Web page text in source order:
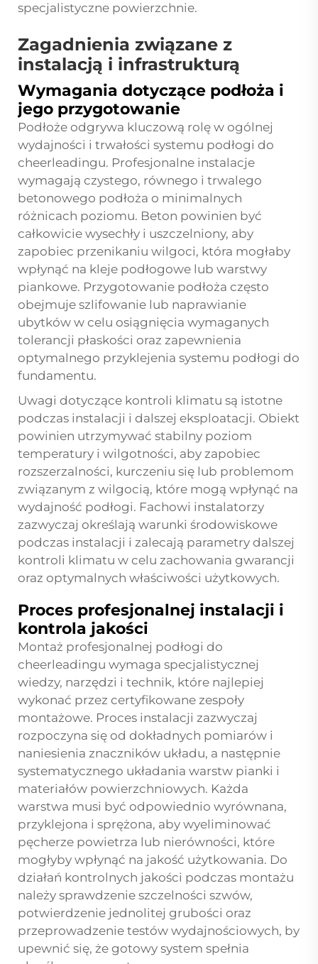
specjalistyczne powierzchnie.
Zagadnienia związane z
instalacją i infrastrukturą
Wymagania dotyczące podłoża i
jego przygotowanie
Podłoże odgrywa kluczową rolę w ogólnej
wydajności i trwałości systemu podłogi do
cheerleadingu. Profesjonalne instalacje
wymagają czystego, równego i trwalego
betonowego podłoża o minimalnych
różnicach poziomu. Beton powinien być
całkowicie wysechły i uszczelniony, aby
zapobiec przenikaniu wilgoci, która mogłaby
wpłynąć na kleje podłogowe lub warstwy
piankowe. Przygotowanie podłoża często
obejmuje szlifowanie lub naprawianie
ubytków w celu osiągnięcia wymaganych
tolerancji płaskości oraz zapewnienia
optymalnego przyklejenia systemu podłogi do
fundamentu.
Uwagi dotyczące kontroli klimatu są istotne
podczas instalacji i dalszej eksploatacji. Obiekt
powinien utrzymywać stabilny poziom
temperatury i wilgotności, aby zapobiec
rozszerzalności, kurczeniu się lub problemom
związanym z wilgocią, które mogą wpłynąć na
wydajność podłogi. Fachowi instalatorzy
zazwyczaj określają warunki środowiskowe
podczas instalacji i zalecają parametry dalszej
kontroli klimatu w celu zachowania gwarancji
oraz optymalnych właściwości użytkowych.
Proces profesjonalnej instalacji i
kontrola jakości
Montaż profesjonalnej podłogi do
cheerleadingu wymaga specjalistycznej
wiedzy, narzędzi i technik, które najlepiej
wykonać przez certyfikowane zespoły
montażowe. Proces instalacji zazwyczaj
rozpoczyna się od dokładnych pomiarów i
naniesienia znaczników układu, a następnie
systematycznego układania warstw pianki i
materiałów powierzchniowych. Każda
warstwa musi być odpowiednio wyrównana,
przyklejona i sprężona, aby wyeliminować
pęcherze powietrza lub nierówności, które
mogłyby wpłynąć na jakość użytkowania. Do
działań kontrolnych jakości podczas montażu
należy sprawdzenie szczelności szwów,
potwierdzenie jednolitej grubości oraz
przeprowadzenie testów wydajnościowych, by
upewnić się, że gotowy system spełnia